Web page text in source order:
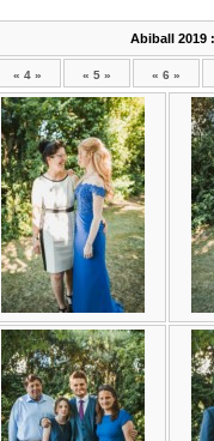
Abiball
« 4 » « 5 » « 6 »